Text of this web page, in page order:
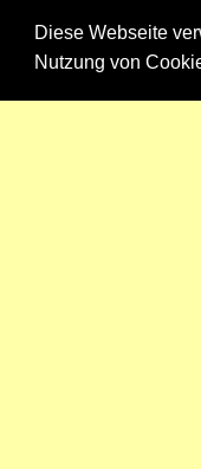
Diese Webseite
Nutzung von